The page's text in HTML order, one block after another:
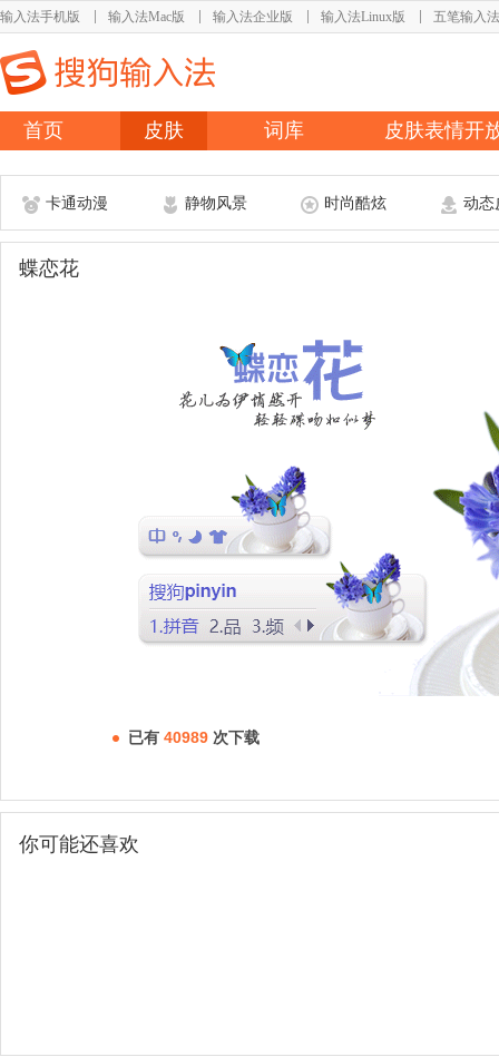
输入法手机版 输入法Mac版 输入法企业版 输入法Linux版 五笔输入法
首页 皮肤 词库 皮肤表情开
卡通动漫 静物风景 时尚酷炫 动态
蝶恋花
已有 40989 次下载
你可能还喜欢